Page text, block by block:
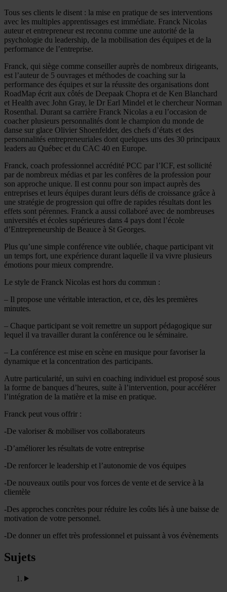
Tous ses clients le disent : la mise en pratique de ses interventions
avec les multiples apprentissages est immédiate. Franck Nicolas
auteur et entrepreneur est reconnu comme une autorité de la
psychologie du leadership, de la mobilisation des équipes et de la
performance de l’entreprise.
Franck, qui siège comme conseiller auprès de nombreux dirigeants,
est l’auteur de 5 ouvrages et méthodes de coaching sur la
performance des équipes et sur la réussite des organisations dont
RoadMap écrit aux côtés de Deepaak Chopra et de Ken Blanchard
et Health avec John Gray, le Dr Earl Mindel et le chercheur Norman
Rosenthal. Durant sa carrière Franck Nicolas a eu l’occasion de
coacher plusieurs personnalités dont le champion du monde de
danse sur glace Olivier Shoenfelder, des chefs d’états et des
personnalités entrepreneuriales dont quelques uns des 30 principaux
leaders au Québec et du CAC 40 en Europe.
Franck, coach professionnel accrédité PCC par l’ICF, est sollicité
par de nombreux médias et par les confères de la profession pour
son approche unique. Il est connu pour son impact auprès des
entreprises et leurs équipes durant leurs défis de croissance grâce à
une stratégie de progression qui offre de rapides résultats dont les
effets sont pérennes. Franck a aussi collaboré avec de nombreuses
universités et écoles supérieures dans 4 pays dont l’école
d’Entrepreneurship de Beauce à St Georges.
Plus qu’une simple conférence vite oubliée, chaque participant vit
un temps fort, une expérience durant laquelle il va vivre plusieurs
émotions pour mieux comprendre.
Le style de Franck Nicolas est hors du commun :
– Il propose une véritable interaction, et ce, dès les premières
minutes.
– Chaque participant se voit remettre un support pédagogique sur
lequel il va travailler durant la conférence ou le séminaire.
– La conférence est mise en scène en musique pour favoriser la
dynamique et la concentration des participants.
Autre particularité, un suivi en coaching individuel est proposé sous
la forme de banques d’heures, suite à l’intervention, pour accélérer
l’intégration de la matière et la mise en pratique.
Franck peut vous offrir :
-De valoriser & mobiliser vos collaborateurs
-D’améliorer les résultats de votre entreprise
-De renforcer le leadership et l’autonomie de vos équipes
-De nouveaux outils pour vos forces de vente et de service à la
clientèle
-Des approches concrètes pour réduire les coûts liés à une baisse de
motivation de votre personnel.
-De donner un effet très professionnel et puissant à vos évènements
Sujets